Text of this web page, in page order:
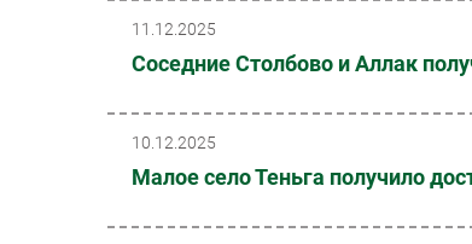
11.12.2025
Соседние Столбово и Аллак
10.12.2025
Малое село Теньга получило